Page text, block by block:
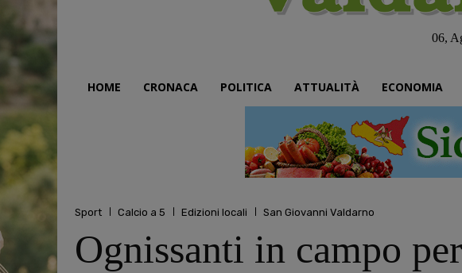
06,
HOME CRONACA POLITICA ATTUALITÀ ECONOMIA
Sport Calcio a 5 Edizioni locali San Giovanni Valdarno
Ognissanti in campo